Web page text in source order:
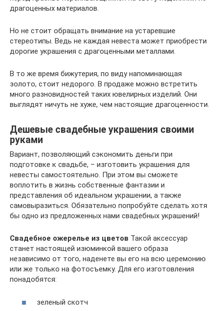
драгоценных материалов.
Но не стоит обращать внимание на устаревшие
стереотипы. Ведь не каждая невеста может приобрести
дорогие украшения с драгоценными металлами.
В то же время бижутерия, по виду напоминающая
золото, стоит недорого. В продаже можно встретить
много разновидностей таких ювелирных изделий. Они
выглядят ничуть не хуже, чем настоящие драгоценности.
Дешевые свадебные украшения своими
руками
Вариант, позволяющий сэкономить деньги при
подготовке к свадьбе, – изготовить украшения для
невесты самостоятельно. При этом вы сможете
воплотить в жизнь собственные фантазии и
представления об идеальном украшении, а также
самовыразиться. Обязательно попробуйте сделать хотя
бы одно из предложенных нами свадебных украшений!
Свадебное ожерелье из цветов Такой аксессуар
станет настоящей изюминкой вашего образа
независимо от того, наденете вы его на всю церемонию
или же только на фотосъемку. Для его изготовления
понадобятся:
зеленый скотч